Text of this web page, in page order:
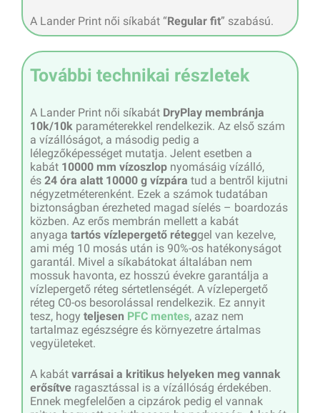
A Lander Print női síkabát “Regular fit” szabású.
További technikai részletek
A Lander Print női síkabát DryPlay membránja
10k/10k paraméterekkel rendelkezik. Az első szám
a vízállóságot, a másodig pedig a
lélegzőképességet mutatja. Jelent esetben a
kabát 10000 mm vízoszlop nyomásáig vízálló,
és 24 óra alatt 10000 g vízpára tud a bentről kijutni
négyzetméterenként. Ezek a számok tudatában
biztonságban érezheted magad síelés – boardozás
közben. Az erős membrán mellett a kabát
anyaga tartós vízlepergető réteggel van kezelve,
ami még 10 mosás után is 90%-os hatékonyságot
garantál. Mivel a síkabátokat általában nem
mossuk havonta, ez hosszú évekre garantálja a
vízlepergető réteg sértetlenségét. A vízlepergető
réteg C0-os besorolással rendelkezik. Ez annyit
tesz, hogy teljesen PFC mentes, azaz nem
tartalmaz egészségre és környezetre ártalmas
vegyületeket.
A kabát varrásai a kritikus helyeken meg vannak
erősítve ragasztással is a vízállóság érdekében.
Ennek megfelelően a cipzárok pedig el vannak